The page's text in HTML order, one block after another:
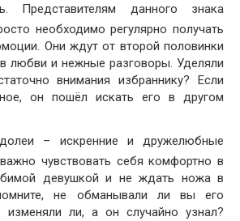
Представителям данного знака
необходимо регулярно получать
Они ждут от второй половинки
любви и нежные разговоры. Уделяли
внимания избраннику? Если
он пошёл искать его в другом
– искренние и дружелюбные
чувствовать себя комфортно в
девушкой и не ждать ножа в
не обманывали ли вы его
ли, а он случайно узнал?